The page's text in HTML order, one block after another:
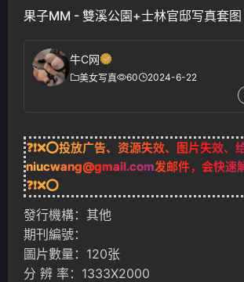
果子MM - 雙溪公園+士林官邸写真套图
牛C网
美女写真 60 2024-6-22
❓❗❌⭕投放广告、资源失效、图片失效、
niucwang@gmail.com发邮件，会快速
❓❗❌⭕
發行機構：其他
期刊編號：
圖片數量：120张
分 辨 率：1333X2000